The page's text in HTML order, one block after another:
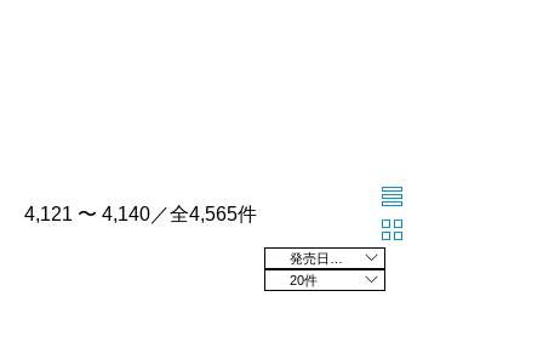
4,121 〜 4,140／全4,565件
20件